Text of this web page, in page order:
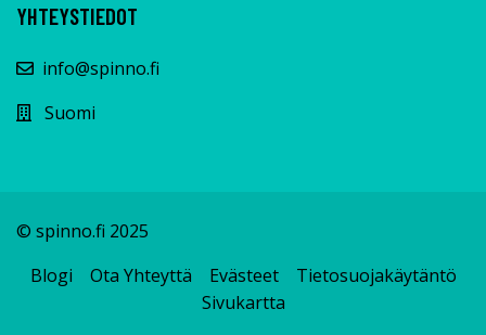
YHTEYSTIEDOT
info@spinno.fi
Suomi
© spinno.fi 2025
Blogi
Ota Yhteyttä Evästeet
Tietosuojakäytäntö
Sivukartta